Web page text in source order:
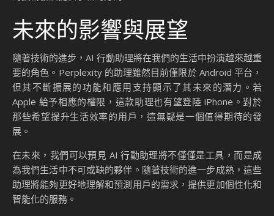
未來的影響與展望
隨著技術的進步，AI 行動助理將在我們的生活中扮演越來越重
要的角色。Perplexity 的助理雖然目前僅限於 Android 平台，
但其不斷擴展的功能和應用支持顯示了其未來的潛力。若
Apple 給予相應的權限，這款助理也有望登陸 iPhone。對於
那些希望提升生活效率的用戶，這無疑是一個值得期待的發
展。
在未來，我們可以預見 AI 行動助理將不僅僅是工具，而是成
為我們生活中不可或缺的夥伴。隨著技術的進一步成熟，這些
助理將能夠更好地理解和預測用戶的需求，提供更加個性化和
智能化的服務。